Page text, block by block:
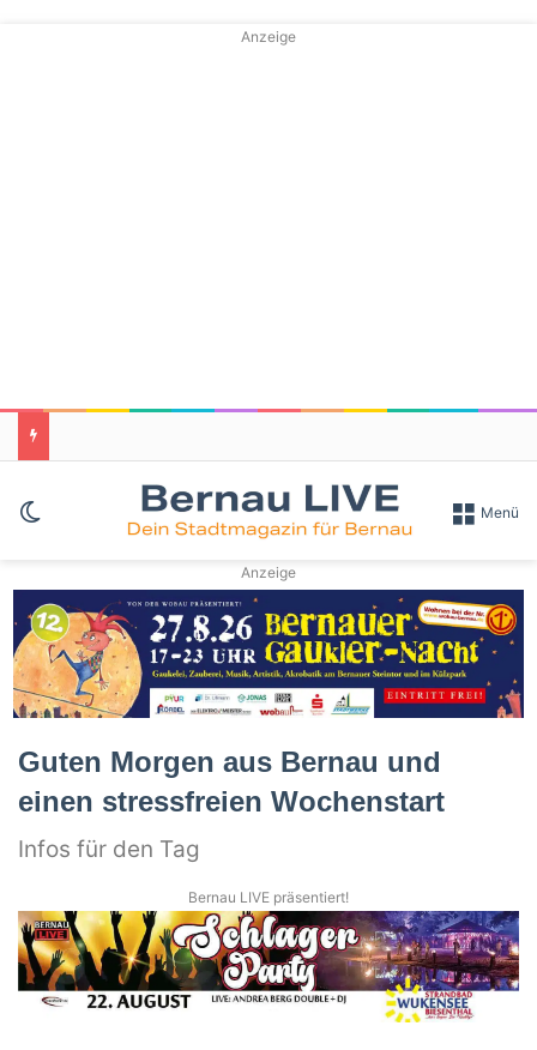
Anzeige
Skin umschalten Menü
Anzeige
Guten Morgen aus Bernau und
einen stressfreien Wochenstart
Infos für den Tag
Bernau LIVE präsentiert!